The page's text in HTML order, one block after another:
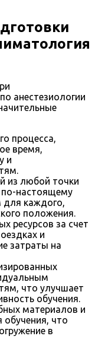
анестезиологии
процесса,
время,
и
из любой точки
по-настоящему
для каждого,
положения.
ресурсов за счет
и
затраты на
что улучшает
обучения.
материалов и
обучения, что
в